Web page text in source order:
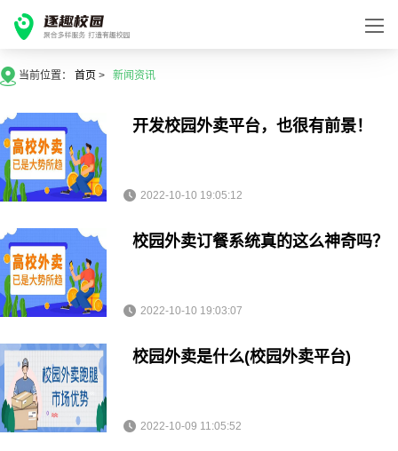
当前位置： 首页 > 新闻资讯
开发校园外卖平台，也很有前景！
2022-10-10 19:05:12
校园外卖订餐系统真的这么神奇吗？
2022-10-10 19:03:07
校园外卖是什么(校园外卖平台)
2022-10-09 11:05:52